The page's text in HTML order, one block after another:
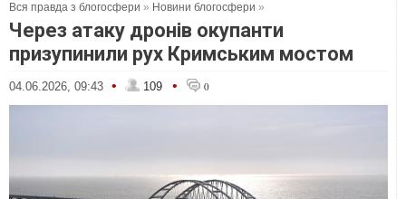
Вся правда з блогосфери » Новини блогосфери »
Через атаку дронів окупанти
призупинили рух Кримським мостом
04.06.2026, 09:43 • 109 • 0